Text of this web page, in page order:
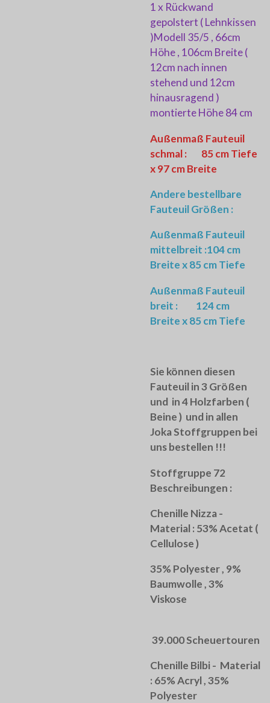
1 x Rückwand
gepolstert ( Lehnkissen
)Modell 35/5 , 66cm
Höhe , 106cm Breite (
12cm nach innen
stehend und 12cm
hinausragend )
montierte Höhe 84 cm
Außenmaß Fauteuil
schmal : 85 cm Tiefe
x 97 cm Breite
Andere bestellbare
Fauteuil Größen :
Außenmaß Fauteuil
mittelbreit :104 cm
Breite x 85 cm Tiefe
Außenmaß Fauteuil
breit : 124 cm
Breite x 85 cm Tiefe
Sie können diesen
Fauteuil in 3 Größen
und in 4 Holzfarben (
Beine ) und in allen
Joka Stoffgruppen bei
uns bestellen !!!
Stoffgruppe 72
Beschreibungen :
Chenille Nizza -
Material : 53% Acetat (
Cellulose )
35% Polyester , 9%
Baumwolle , 3%
Viskose
39.000 Scheuertouren
Chenille Bilbi - Material
: 65% Acryl , 35%
Polyester